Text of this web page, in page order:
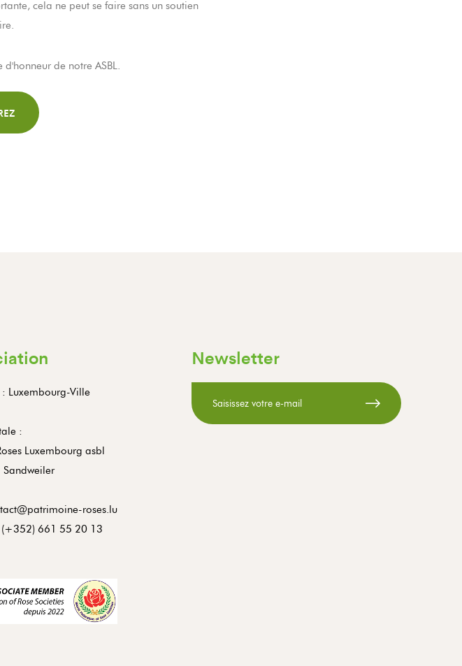
cela ne peut se faire sans un soutien
de notre ASBL.
Luxembourg-Ville
:
Luxembourg asbl
Sandweiler
roses.lu
(+352) 661 55 20 13
Newsletter